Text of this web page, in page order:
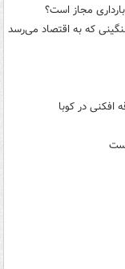
مجاز است؟
که به اقتصاد می‌رسد
افکنی در کوبا